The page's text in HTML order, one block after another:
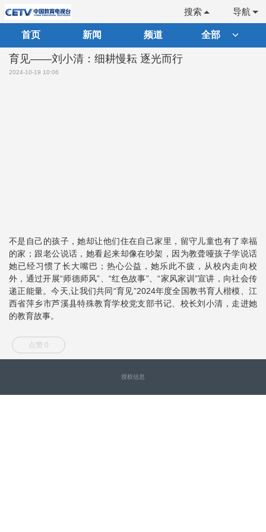
导航
搜索
首页 新闻 频道 全部
育见——刘小清：细耕慢耘 逐光而行
2024-10-19 10:06
不是自己的孩子，她却让他们住在自己家里，留守儿童也有了幸福
的家；跟老公说话，她看起来却像在吵架，因为教聋哑孩子学说话
她已经习惯了长大嘴巴；热心公益，她乐此不疲，从校内走向校
外，通过开展“师德师风”、“红色故事”、“家风家训”宣讲，向社会传
递正能量。今天,让我们共同“育见”2024年度全国教书育人楷模、江
西省萍乡市芦溪县特殊教育学校党支部书记、校长刘小清，走进她
的教育故事。
点赞 0
授权信息